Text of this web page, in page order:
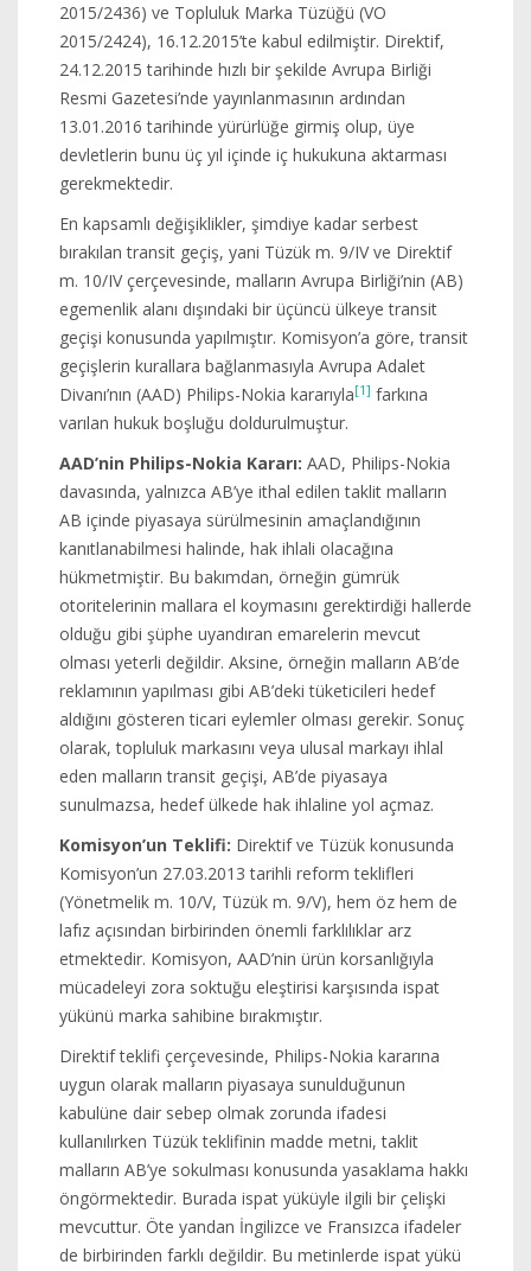
2015/2436) ve Topluluk Marka Tüzüğü (VO
2015/2424), 16.12.2015’te kabul edilmiştir. Direktif,
24.12.2015 tarihinde hızlı bir şekilde Avrupa Birliği
Resmi Gazetesi’nde yayınlanmasının ardından
13.01.2016 tarihinde yürürlüğe girmiş olup, üye
devletlerin bunu üç yıl içinde iç hukukuna aktarması
gerekmektedir.
En kapsamlı değişiklikler, şimdiye kadar serbest
bırakılan transit geçiş, yani Tüzük m. 9/IV ve Direktif
m. 10/IV çerçevesinde, malların Avrupa Birliği’nin (AB)
egemenlik alanı dışındaki bir üçüncü ülkeye transit
geçişi konusunda yapılmıştır. Komisyon’a göre, transit
geçişlerin kurallara bağlanmasıyla Avrupa Adalet
Divanı’nın (AAD) Philips-Nokia kararıyla[1] farkına
varılan hukuk boşluğu doldurulmuştur.
AAD’nin Philips-Nokia Kararı: AAD, Philips-Nokia
davasında, yalnızca AB’ye ithal edilen taklit malların
AB içinde piyasaya sürülmesinin amaçlandığının
kanıtlanabilmesi halinde, hak ihlali olacağına
hükmetmiştir. Bu bakımdan, örneğin gümrük
otoritelerinin mallara el koymasını gerektirdiği hallerde
olduğu gibi şüphe uyandıran emarelerin mevcut
olması yeterli değildir. Aksine, örneğin malların AB’de
reklamının yapılması gibi AB’deki tüketicileri hedef
aldığını gösteren ticari eylemler olması gerekir. Sonuç
olarak, topluluk markasını veya ulusal markayı ihlal
eden malların transit geçişi, AB’de piyasaya
sunulmazsa, hedef ülkede hak ihlaline yol açmaz.
Komisyon’un Teklifi: Direktif ve Tüzük konusunda
Komisyon’un 27.03.2013 tarihli reform teklifleri
(Yönetmelik m. 10/V, Tüzük m. 9/V), hem öz hem de
lafız açısından birbirinden önemli farklılıklar arz
etmektedir. Komisyon, AAD’nin ürün korsanlığıyla
mücadeleyi zora soktuğu eleştirisi karşısında ispat
yükünü marka sahibine bırakmıştır.
Direktif teklifi çerçevesinde, Philips-Nokia kararına
uygun olarak malların piyasaya sunulduğunun
kabulüne dair sebep olmak zorunda ifadesi
kullanılırken Tüzük teklifinin madde metni, taklit
malların AB’ye sokulması konusunda yasaklama hakkı
öngörmektedir. Burada ispat yüküyle ilgili bir çelişki
mevcuttur. Öte yandan İngilizce ve Fransızca ifadeler
de birbirinden farklı değildir. Bu metinlerde ispat yükü